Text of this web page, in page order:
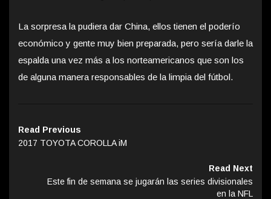
La sorpresa la pudiera dar China, ellos tienen el poderío
económico y gente muy bien preparada, pero sería darle la
espalda una vez más a los norteamericanos que son los
de alguna manera responsables de la limpia del fútbol.
Read Previous
2017 TOYOTA COROLLA iM
Read Next
Este fin de semana se jugarán las series divisionales
en la NFL